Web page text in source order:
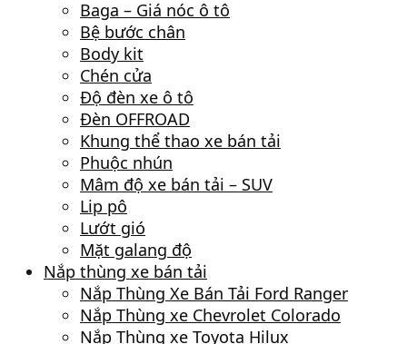
Baga – Giá nóc ô tô
Bệ bước chân
Body kit
Chén cửa
Độ đèn xe ô tô
Đèn OFFROAD
Khung thể thao xe bán tải
Phuộc nhún
Mâm độ xe bán tải – SUV
Lip pô
Lướt gió
Mặt galang độ
Nắp thùng xe bán tải
Nắp Thùng Xe Bán Tải Ford Ranger
Nắp Thùng xe Chevrolet Colorado
Nắp Thùng xe Toyota Hilux